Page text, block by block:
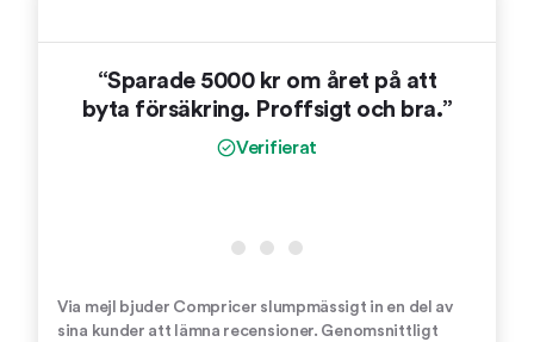
“Sparade 5000 kr om året på att
byta försäkring. Proffsigt och bra.”
Verifierat
Via mejl bjuder Compricer slumpmässigt in en del av
sina kunder att lämna recensioner. Genomsnittligt